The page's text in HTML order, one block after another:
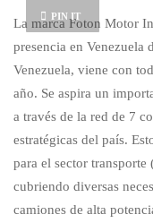
PIN IT
La marca Foton Motor
presencia en Venezuela
Venezuela, viene con
año. Se aspira un
a través de la red de 7
estratégicas del país.
para el sector transporte
cubriendo diversas
camiones de alta